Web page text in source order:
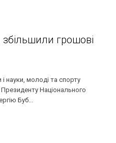
грошові
науки, молоді та спорту
Національного
Буб...